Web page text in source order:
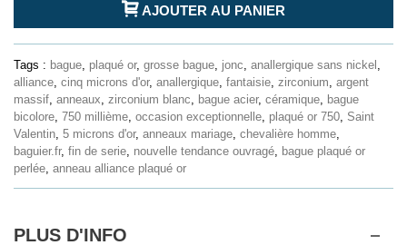
AJOUTER AU PANIER
Tags : bague, plaqué or, grosse bague, jonc, anallergique sans nickel ,
alliance, cinq microns d'or, anallergique, fantaisie, zirconium, argent
massif, anneaux, zirconium blanc, bague acier, céramique, bague
bicolore, 750 millième, occasion exceptionnelle, plaqué or 750, Saint
Valentin, 5 microns d'or, anneaux mariage, chevalière homme,
baguier.fr, fin de serie, nouvelle tendance ouvragé, bague plaqué or
perlée, anneau alliance plaqué or
PLUS D'INFO